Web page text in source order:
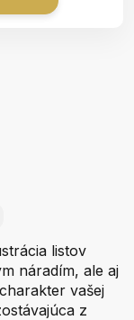
listov
náradím, ale aj
vašej
z